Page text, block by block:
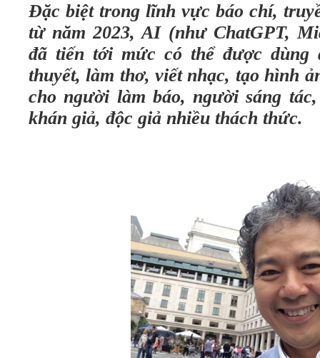
Đặc biệt trong lĩnh vực báo chí,
từ năm 2023, AI (như ChatGPT,
đã tiến tới mức có thể được dùng
thuyết, làm thơ, viết nhạc, tạo hình
cho người làm báo, người sáng
khán giả, độc giả nhiều thách thức.